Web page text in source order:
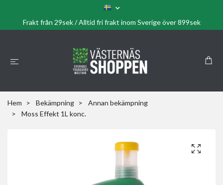
Frakt från 29sek / Alltid fri frakt inom Sverige över 899sek
Hem Bekämpning
Annan bekämpning
Moss Effekt 1L konc.